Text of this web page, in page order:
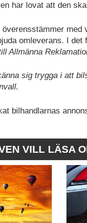
har lovat att den
omleverans. I
Allmänna
sig trygga i att
bilhandlarnas
VILL LÄSA